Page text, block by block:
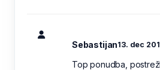
Sebastijan13. dec
Top ponudba,